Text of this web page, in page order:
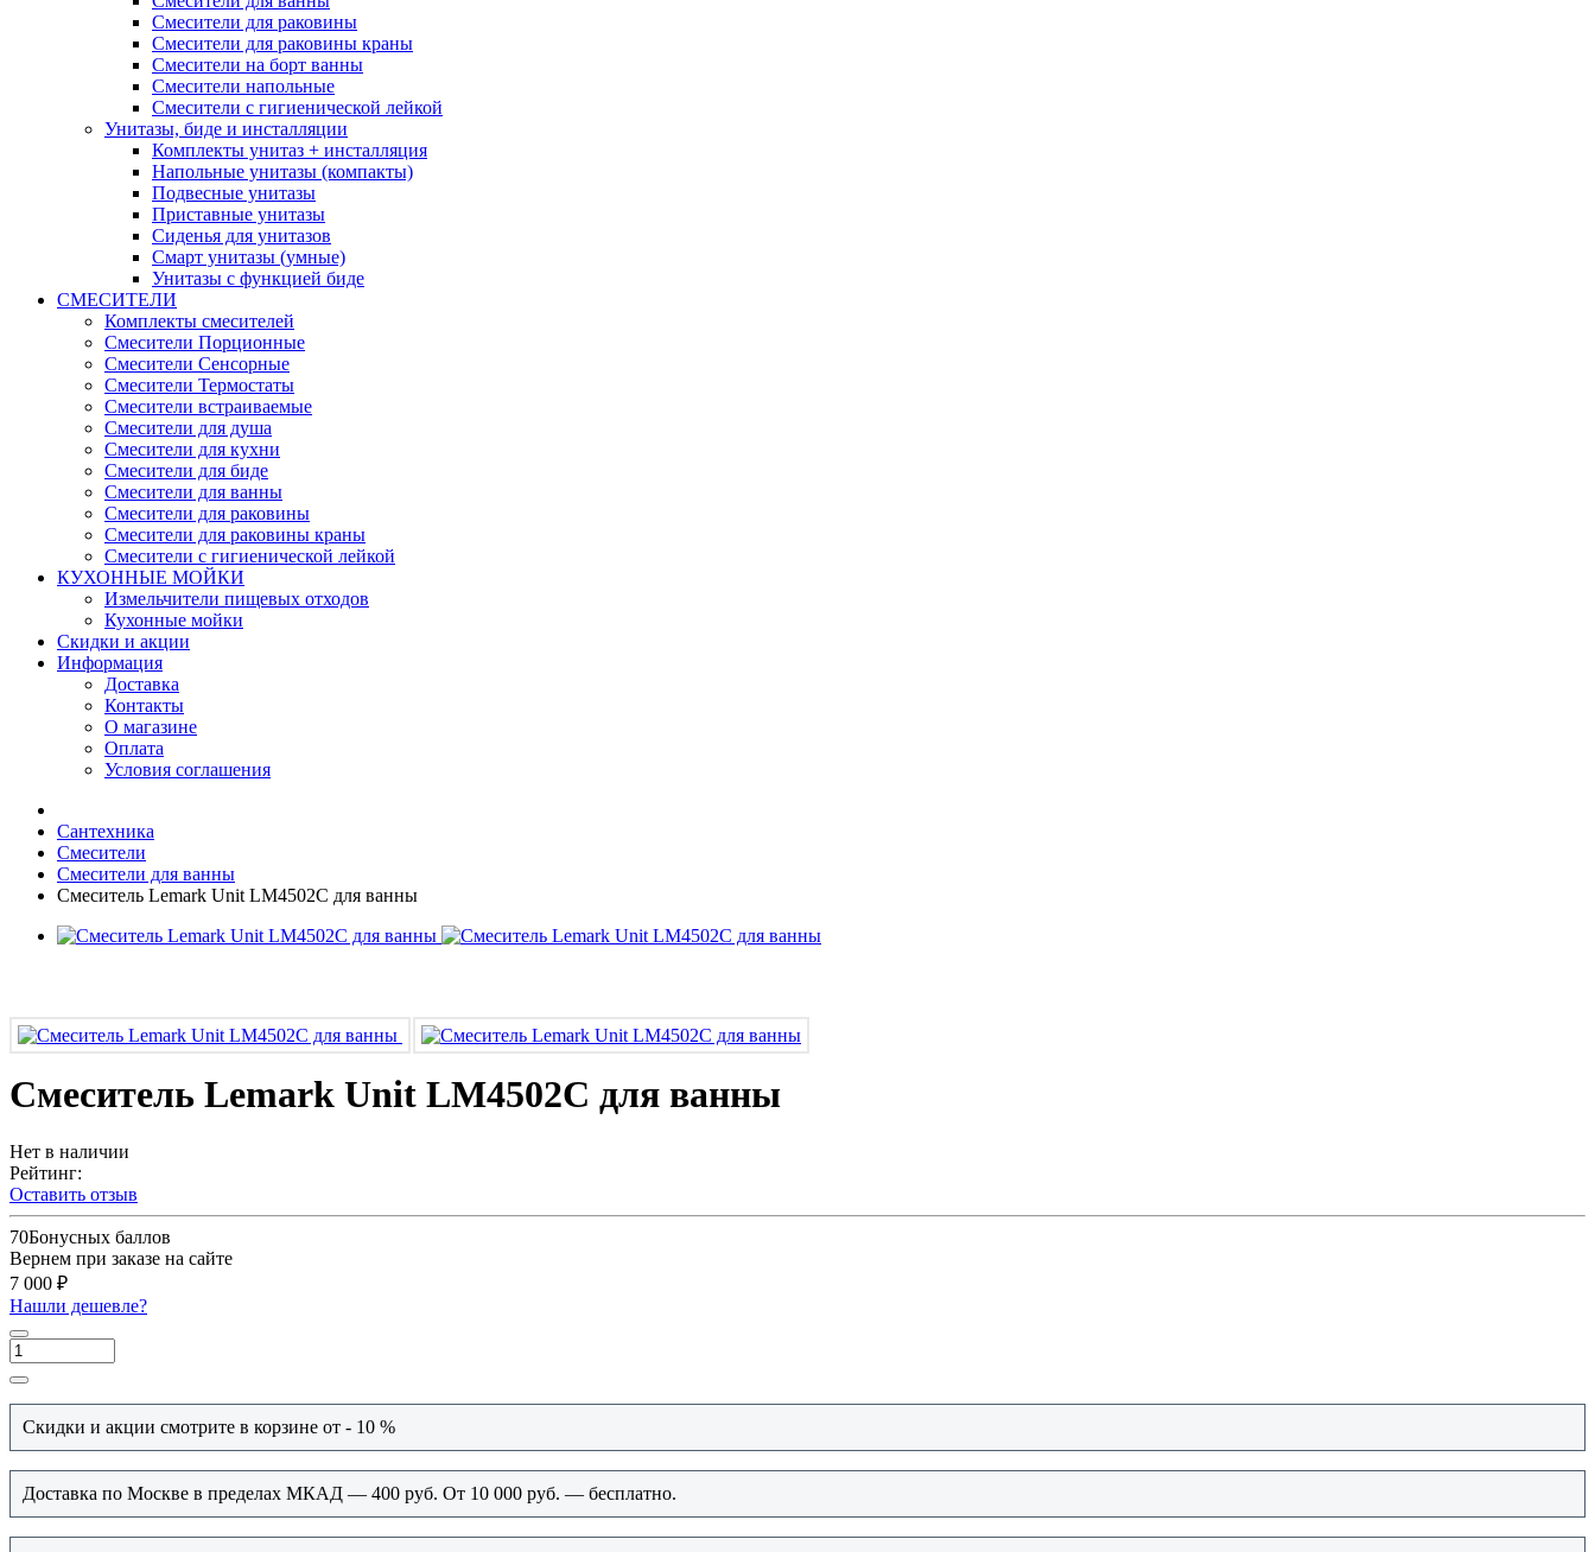
Смесители для раковины
Смесители для раковины краны
Смесители на борт ванны
Смесители напольные
Смесители с гигиенической лейкой
Унитазы, биде и инсталляции
Комплекты унитаз + инсталляция
Напольные унитазы (компакты)
Подвесные унитазы
Приставные унитазы
Сиденья для унитазов
Смарт унитазы (умные)
Унитазы с функцией биде
СМЕСИТЕЛИ
Комплекты смесителей
Смесители Порционные
Смесители Сенсорные
Смесители Термостаты
Смесители встраиваемые
Смесители для душа
Смесители для кухни
Смесители для биде
Смесители для ванны
Смесители для раковины
Смесители для раковины краны
Смесители с гигиенической лейкой
КУХОННЫЕ МОЙКИ
Измельчители пищевых отходов
Кухонные мойки
Скидки и акции
Информация
Доставка
Контакты
О магазине
Оплата
Условия соглашения
Сантехника
Смесители
Смесители для ванны
Смеситель Lemark Unit LM4502C для ванны
Смеситель Lemark Unit LM4502C для ванны
Нет в наличии
Рейтинг:
Оставить отзыв
70Бонусных баллов
Вернем при заказе на сайте
7 000 ₽
Нашли дешевле?
Скидки и акции смотрите в корзине от - 10 %
Доставка по Москве в пределах МКАД — 400 руб. От 10 000 руб. — бесплатно.